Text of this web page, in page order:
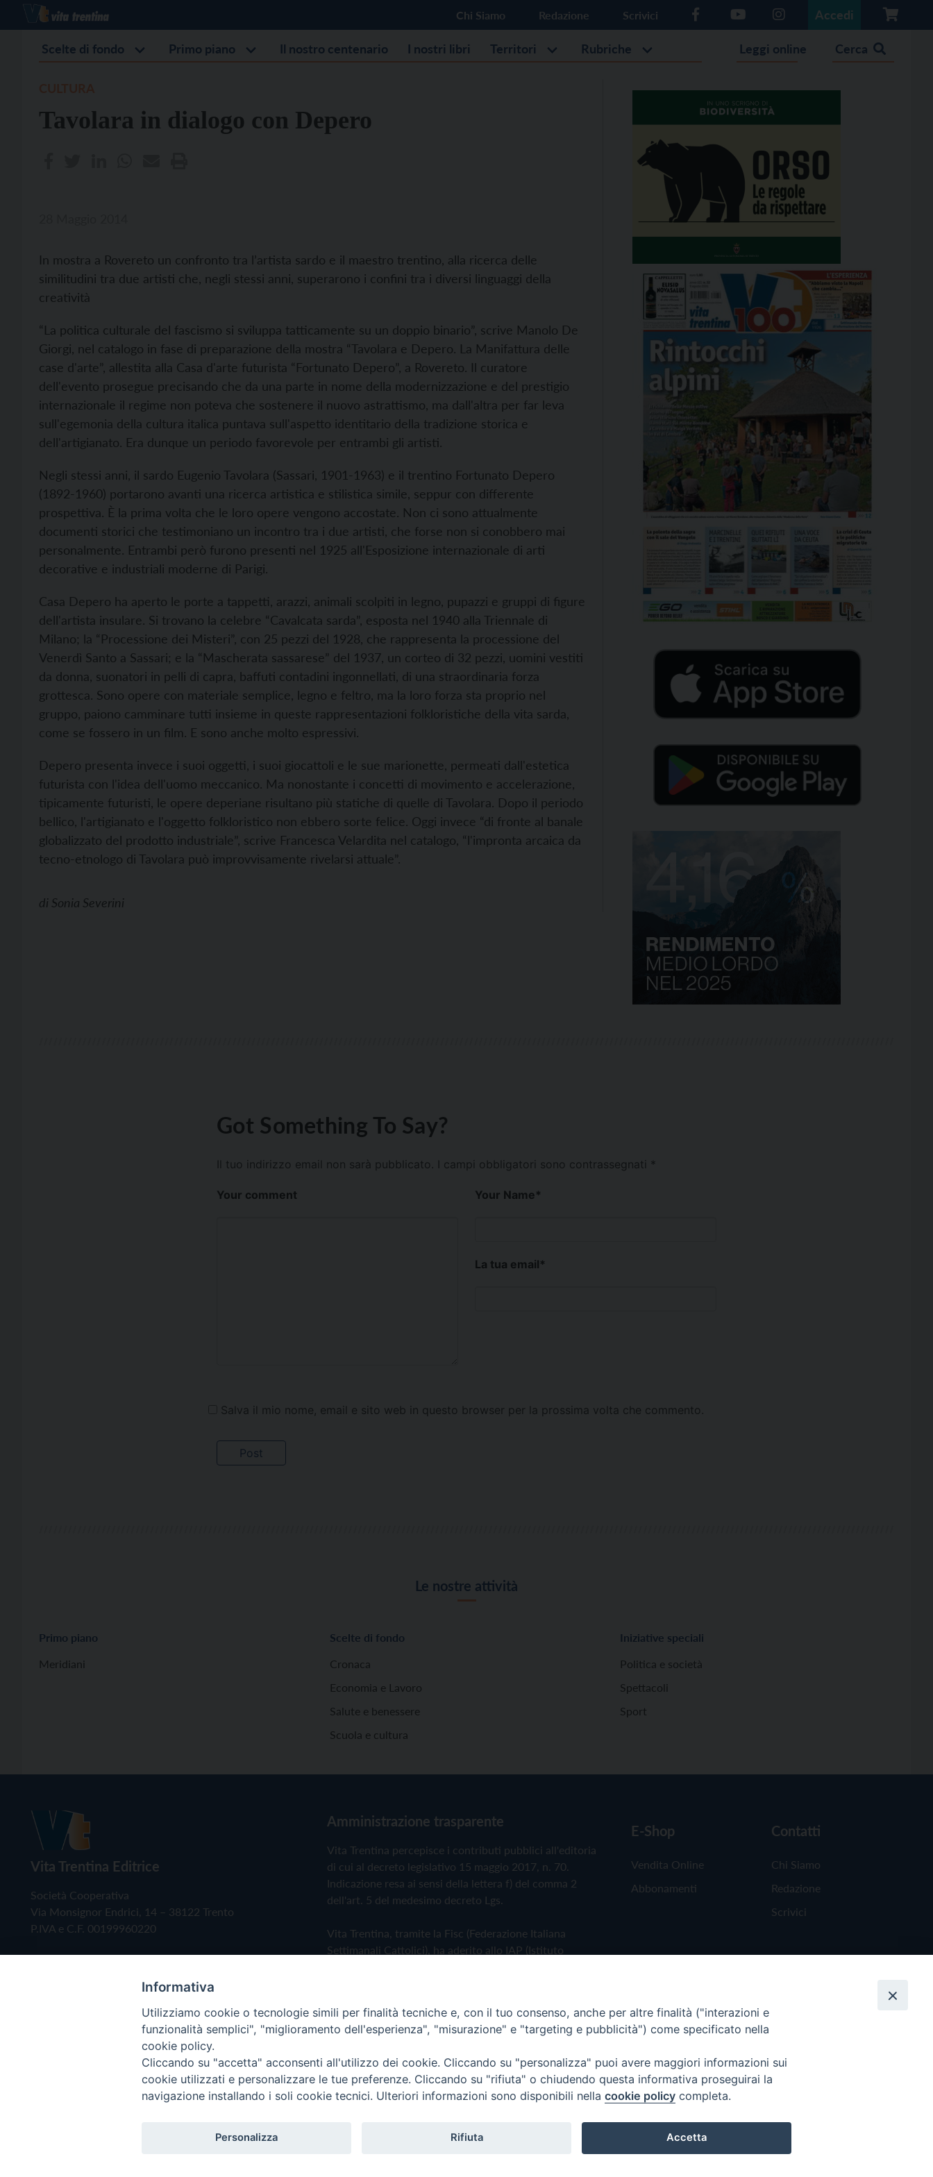
Chi Siamo Redazione Scrivici Accedi
Scelte di fondo Primo piano Il nostro centenario I nostri libri Territori Rubriche Leggi online Cerca
Tavolara in dialogo con Depero
In mostra a Rovereto un confronto tra l’artista sardo e il maestro trentino, alla ricerca delle
similitudini tra due artisti che, negli stessi anni, superarono i confini tra i diversi linguaggi della
creatività
“La politica culturale del fascismo si sviluppa tatticamente su un doppio binario”, scrive Manolo De
Giorgi, nel catalogo in fase di preparazione della mostra “Tavolara e Depero. La Manifattura delle
case d'arte”, allestita alla Casa d'arte futurista “Fortunato Depero”, a Rovereto. Il curatore
dell'evento prosegue precisando che da una parte in nome della modernizzazione e del prestigio
internazionale il regime non poteva che sostenere il nuovo astrattismo, ma dall'altra per far leva
sull'egemonia della cultura italica puntava sull'aspetto identitario della tradizione storica e
dell'artigianato. Era dunque un periodo favorevole per entrambi gli artisti.
Negli stessi anni, il sardo Eugenio Tavolara (Sassari, 1901-1963) e il trentino Fortunato Depero
(1892-1960) portarono avanti una ricerca artistica e stilistica simile, seppur con differente
prospettiva. È la prima volta che le loro opere vengono accostate. Non ci sono attualmente
documenti storici che testimoniano un incontro tra i due artisti, che forse non si conobbero mai
personalmente. Entrambi però furono presenti nel 1925 all'Esposizione internazionale di arti
decorative e industriali moderne di Parigi.
Casa Depero ha aperto le porte a tappetti, arazzi, animali scolpiti in legno, pupazzi e gruppi di figure
dell'artista insulare. Si trovano la celebre “Cavalcata sarda”, esposta nel 1940 alla Triennale di
Milano; la “Processione dei Misteri”, con 25 pezzi del 1928, che rappresenta la processione del
Venerdì Santo a Sassari; e la “Mascherata sassarese” del 1937, un corteo di 32 pezzi, uomini vestiti
da donna, suonatori in pelli di capra, baffuti contadini ingonnellati, di una straordinaria forza
grottesca. Sono opere con materiale semplice, legno e feltro, ma la loro forza sta proprio nel
gruppo, paiono camminare tutti insieme in queste rappresentazioni folkloristiche della vita sarda,
come se fossero in un film. E sono anche molto espressivi.
Depero presenta invece i suoi oggetti, i suoi giocattoli e le sue marionette, permeati dall'estetica
futurista con l'idea dell'uomo meccanico. Ma nonostante i concetti di movimento e accelerazione,
tipicamente futuristi, le opere deperiane risultano più statiche di quelle di Tavolara. Dopo il periodo
bellico, l'artigianato e l'oggetto folkloristico non ebbero sorte felice. Oggi invece “di fronte al banale
globalizzato del prodotto industriale”, scrive Francesca Velardita nel catalogo, “l'impronta arcaica da
tecno-etnologo di Tavolara può improvvisamente rivelarsi attuale”.
di Sonia Severini
Got Something To Say?
Il tuo indirizzo email non sarà pubblicato. I campi obbligatori sono contrassegnati *
Your comment Your Name*
La tua email*
Salva il mio nome, email e sito web in questo browser per la prossima volta che commento.
Le nostre attività
Primo piano
Meridiani
Scelte di fondo
Cronaca
Economia e Lavoro
Salute e benessere
Scuola e cultura
Iniziative speciali
Politica e società
Spettacoli
Sport
Vita Trentina Editrice
Società Cooperativa
Via Monsignor Endrici, 14 – 38122 Trento
P.IVA e C.F. 00199960220
Amministrazione trasparente
Vita Trentina percepisce i contributi pubblici all'editoria
di cui al decreto legislativo 15 maggio 2017, n. 70.
Indicazione resa ai sensi della lettera f) del comma 2
dell'art. 5 del medesimo decreto Lgs.
Vita Trentina, tramite la Fisc (Federazione Italiana
Settimanali Cattolici), ha aderito allo IAP (Istituto
Privacy Policy Cookie Policy
E-Shop
Vendita Online
Abbonamenti
Contatti
Chi Siamo
Redazione
Scrivici
Copyright © 2019 - Tutti i diritti riservati - Vita Trentina Editrice
Informativa
Utilizziamo cookie o tecnologie simili per finalità tecniche e, con il tuo consenso, anche per altre finalità ("interazioni e
funzionalità semplici", "miglioramento dell'esperienza", "misurazione" e "targeting e pubblicità") come specificato nella
cookie policy.
Cliccando su "accetta" acconsenti all'utilizzo dei cookie. Cliccando su "personalizza" puoi avere maggiori informazioni sui
cookie utilizzati e personalizzare le tue preferenze. Cliccando su "rifiuta" o chiudendo questa informativa proseguirai la
navigazione installando i soli cookie tecnici. Ulteriori informazioni sono disponibili nella cookie policy completa.
Personalizza Rifiuta Accetta